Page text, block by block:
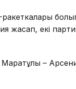
жасап, екі
–